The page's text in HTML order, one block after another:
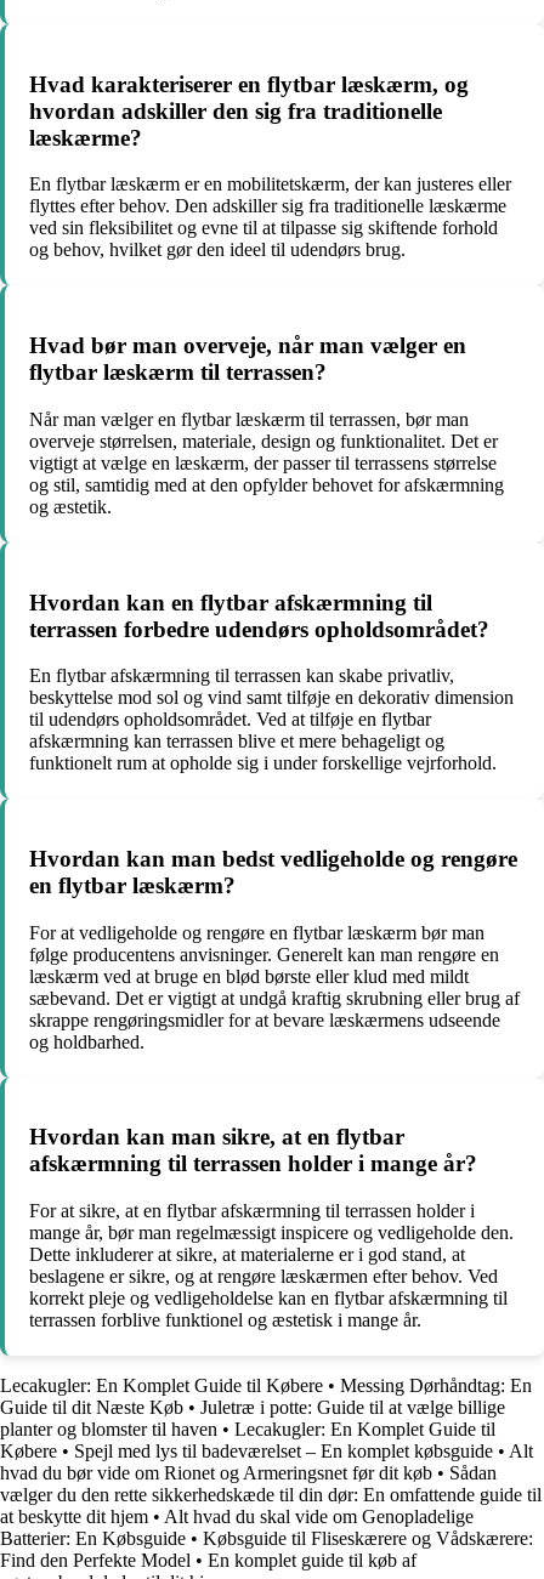
Hvad karakteriserer en flytbar læskærm, og
hvordan adskiller den sig fra traditionelle
læskærme?
En flytbar læskærm er en mobilitetskærm, der kan justeres eller
flyttes efter behov. Den adskiller sig fra traditionelle læskærme
ved sin fleksibilitet og evne til at tilpasse sig skiftende forhold
og behov, hvilket gør den ideel til udendørs brug.
Hvad bør man overveje, når man vælger en
flytbar læskærm til terrassen?
Når man vælger en flytbar læskærm til terrassen, bør man
overveje størrelsen, materiale, design og funktionalitet. Det er
vigtigt at vælge en læskærm, der passer til terrassens størrelse
og stil, samtidig med at den opfylder behovet for afskærmning
og æstetik.
Hvordan kan en flytbar afskærmning til
terrassen forbedre udendørs opholdsområdet?
En flytbar afskærmning til terrassen kan skabe privatliv,
beskyttelse mod sol og vind samt tilføje en dekorativ dimension
til udendørs opholdsområdet. Ved at tilføje en flytbar
afskærmning kan terrassen blive et mere behageligt og
funktionelt rum at opholde sig i under forskellige vejrforhold.
Hvordan kan man bedst vedligeholde og rengøre
en flytbar læskærm?
For at vedligeholde og rengøre en flytbar læskærm bør man
følge producentens anvisninger. Generelt kan man rengøre en
læskærm ved at bruge en blød børste eller klud med mildt
sæbevand. Det er vigtigt at undgå kraftig skrubning eller brug af
skrappe rengøringsmidler for at bevare læskærmens udseende
og holdbarhed.
Hvordan kan man sikre, at en flytbar
afskærmning til terrassen holder i mange år?
For at sikre, at en flytbar afskærmning til terrassen holder i
mange år, bør man regelmæssigt inspicere og vedligeholde den.
Dette inkluderer at sikre, at materialerne er i god stand, at
beslagene er sikre, og at rengøre læskærmen efter behov. Ved
korrekt pleje og vedligeholdelse kan en flytbar afskærmning til
terrassen forblive funktionel og æstetisk i mange år.
Lecakugler: En Komplet Guide til Købere • Messing Dørhåndtag: En
Guide til dit Næste Køb • Juletræ i potte: Guide til at vælge billige
planter og blomster til haven • Lecakugler: En Komplet Guide til
Købere • Spejl med lys til badeværelset – En komplet købsguide • Alt
hvad du bør vide om Rionet og Armeringsnet før dit køb • Sådan
vælger du den rette sikkerhedskæde til din dør: En omfattende guide til
at beskytte dit hjem • Alt hvad du skal vide om Genopladelige
Batterier: En Købsguide • Købsguide til Fliseskærere og Vådskærere:
Find den Perfekte Model • En komplet guide til køb af